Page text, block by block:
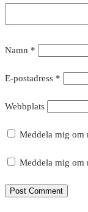
Namn *
E-postadress *
Webbplats
Meddela mig om
Meddela mig om